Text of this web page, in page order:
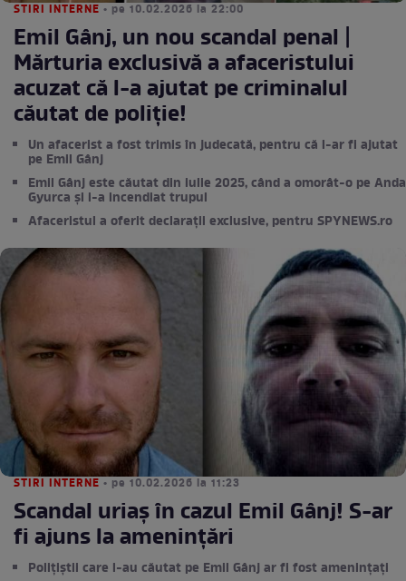
STIRI INTERNE • pe 10.02.2026 la 22:00
Emil Gânj, un nou scandal penal |
Mărturia exclusivă a afaceristului
acuzat că l-a ajutat pe criminalul
căutat de poliție!
Un afacerist a fost trimis în judecată, pentru că l-ar fi ajutat
pe Emil Gânj
Emil Gânj este căutat din iulie 2025, când a omorât-o pe Anda
Gyurca și i-a incendiat trupul
Afaceristul a oferit declarații exclusive, pentru SPYNEWS.ro
STIRI INTERNE • pe 10.02.2026 la 11:23
Scandal uriaș în cazul Emil Gânj! S-ar
fi ajuns la amenințări
Polițiștii care l-au căutat pe Emil Gânj ar fi fost amenințați